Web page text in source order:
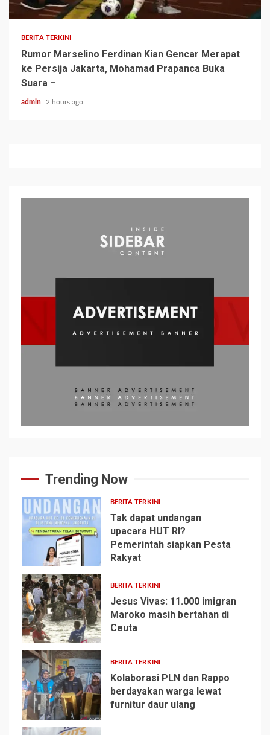
BERITA TERKINI
Rumor Marselino Ferdinan Kian Gencar Merapat
ke Persija Jakarta, Mohamad Prapanca Buka
Suara –
admin 2 hours ago
Trending Now
BERITA TERKINI
Tak dapat undangan
upacara HUT RI?
Pemerintah siapkan Pesta
Rakyat
2
BERITA TERKINI
Jesus Vivas: 11.000 imigran
Maroko masih bertahan di
Ceuta
3
BERITA TERKINI
Kolaborasi PLN dan Rappo
berdayakan warga lewat
furnitur daur ulang